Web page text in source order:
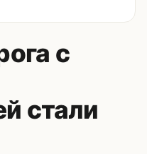
с
стали